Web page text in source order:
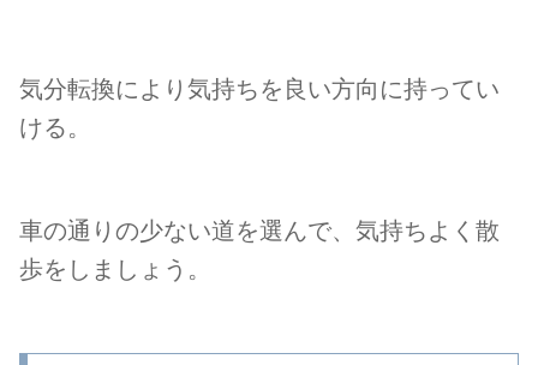
気分転換により気持ちを良い方向に持ってい
ける。
車の通りの少ない道を選んで、気持ちよく散
歩をしましょう。